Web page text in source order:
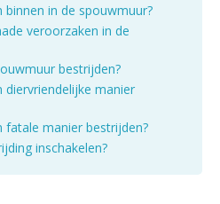
in de spouwmuur?
veroorzaken in de
bestrijden?
diervriendelijke manier
fatale manier bestrijden?
inschakelen?